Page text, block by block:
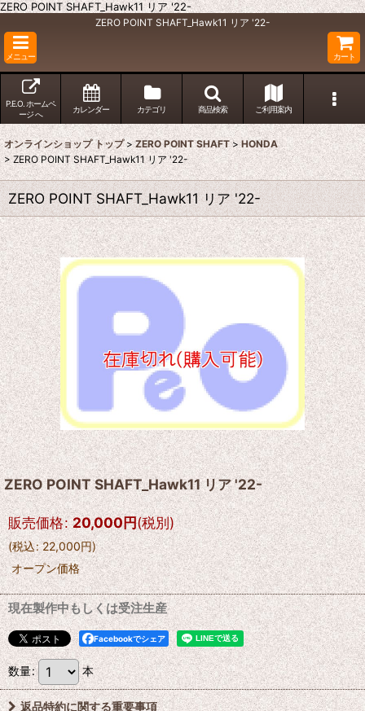
ZERO POINT SHAFT_Hawk11 リア '22-
ZERO POINT SHAFT_Hawk11 リア '22-
メニュー カート
P.E.O. ホームペ
ージ へ
カレンダー カテゴリ 商品検索 ご利用案内
オンラインショップ トップ > ZERO POINT SHAFT > HONDA
> ZERO POINT SHAFT_Hawk11 リア '22-
ZERO POINT SHAFT_Hawk11 リア '22-
ZERO POINT SHAFT_Hawk11 リア '22-
販売価格: 20,000円(税別)
(税込: 22,000円)
オープン価格
現在製作中もしくは受注生産
Facebookでシェア
数量: 本
返品特約に関する重要事項